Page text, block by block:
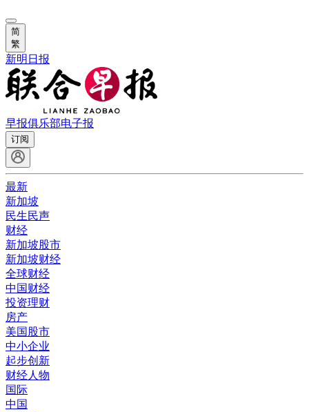
简
繁
新明日报
早报俱乐部电子报
订阅
最新
新加坡
民生民声
财经
新加坡股市
新加坡财经
全球财经
中国财经
投资理财
房产
美国股市
中小企业
起步创新
财经人物
国际
中国